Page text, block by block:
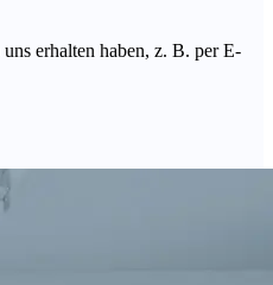
erhalten haben, z. B. per E-